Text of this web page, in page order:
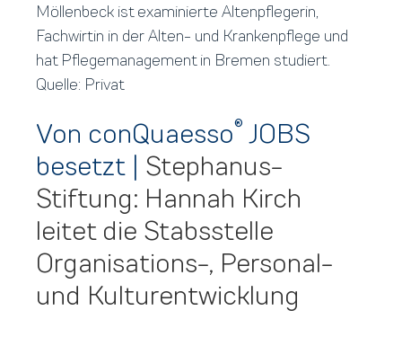
Möllenbeck ist examinierte Altenpflegerin,
Fachwirtin in der Alten- und Krankenpflege und
hat Pflegemanagement in Bremen studiert.
Quelle: Privat
Von conQuaesso® JOBS
besetzt | Stephanus-
Stiftung: Hannah Kirch
leitet die Stabsstelle
Organisations-, Personal-
und Kulturentwicklung